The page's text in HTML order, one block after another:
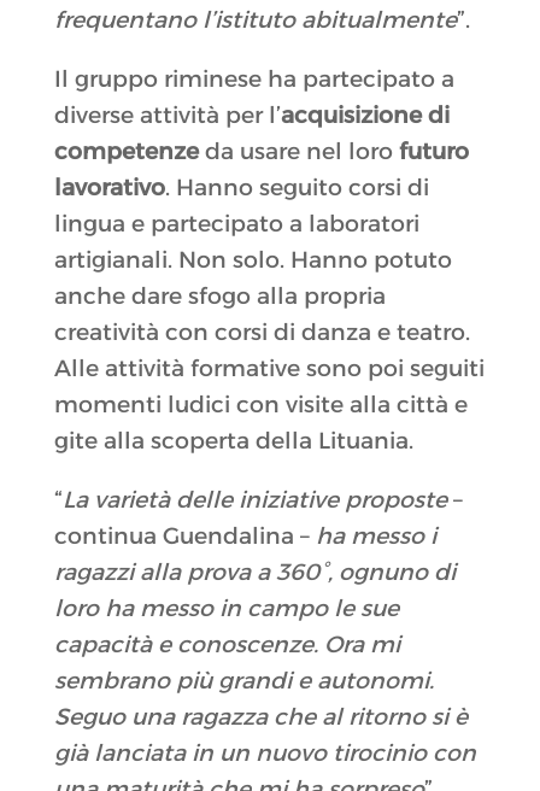
frequentano l’istituto abitualmente”.
Il gruppo riminese ha partecipato a
diverse attività per l’acquisizione di
competenzeda usare nel loro futuro
lavorativo. Hanno seguito corsi di
lingua e partecipato a laboratori
artigianali. Non solo. Hanno potuto
anche dare sfogo alla propria
creatività con corsi di danza e teatro.
Alle attività formative sono poi seguiti
momenti ludici con visite alla città e
gite alla scoperta della Lituania.
“La varietà delle iniziative proposte–
continua Guendalina – ha messo i
ragazzi alla prova a 360°, ognuno di
loro ha messo in campo le sue
capacità e conoscenze. Ora mi
sembrano più grandi e autonomi.
Seguo una ragazza che al ritorno si è
già lanciata in un nuovo tirocinio con